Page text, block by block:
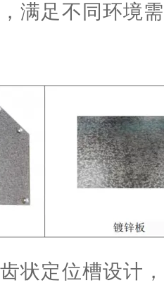
满足不同环境
齿状定位槽设计